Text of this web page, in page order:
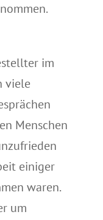
im
viele
Menschen
einiger
waren.
um